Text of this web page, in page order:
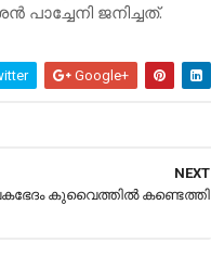
ജനിച്ചത്.
Google+
NEXT
കുവൈത്തില്‍ കണ്ടെത്തി